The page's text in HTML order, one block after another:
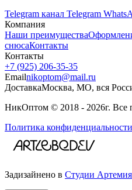
Telegram канал Telegram
Компания
Наши преимущества
снюсаКонтакты
Контакты
+7 (925) 206‑35‑35
Emailnikoptom@mail.ru
ДоставкаМосква, МО, вся
НикОптом © 2018 - 2026г. Все
Политика конфиденциальности
Задизайнено в Студии